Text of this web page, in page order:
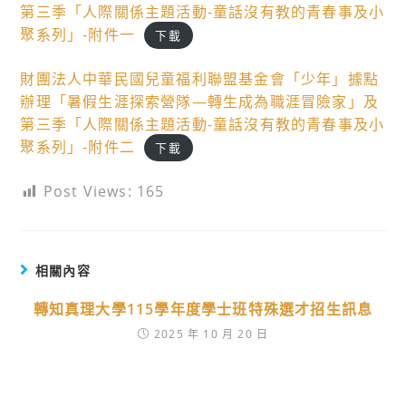
第三季「人際關係主題活動-童話沒有教的青春事及小
聚系列」-附件一
下載
財團法人中華民國兒童福利聯盟基金會「少年」據點
辦理「暑假生涯探索營隊—轉生成為職涯冒險家」及
第三季「人際關係主題活動-童話沒有教的青春事及小
聚系列」-附件二
下載
Post Views: 165
相關內容
轉知真理大學115學年度學士班特殊選才招生訊息
2025 年 10 月 20 日